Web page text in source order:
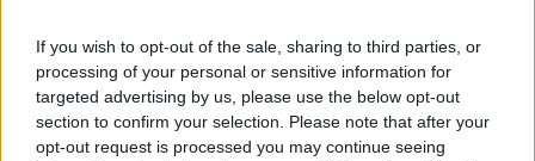
If you wish to opt-out of the sale, sharing to third parties, or
processing of your personal or sensitive information for
targeted advertising by us, please use the below opt-out
section to confirm your selection. Please note that after your
opt-out request is processed you may continue seeing
Minka 13. rész